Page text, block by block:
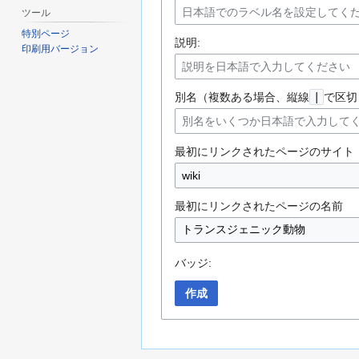
説明:
別名（複数ある場合、縦線 で区
最初にリンクされたページのサイト
最初にリンクされたページの名前
バッジ:
作成
ツール
特別ページ
印刷用バージョン